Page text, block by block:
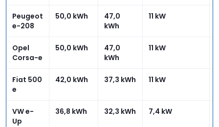
Peugeot
e-208
50,0 kWh
47,0
kWh
11 kW
Opel
Corsa-e
50,0 kWh
47,0
kWh
11 kW
Fiat 500
e
42,0 kWh 37,3 kWh 11 kW
VW e-
Up
36,8 kWh 32,3 kWh 7,4 kW